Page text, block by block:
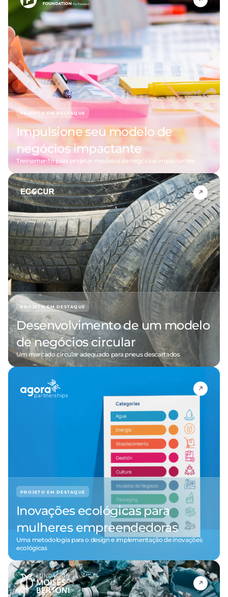
PROJETO EM DESTAQUE
Impulsione seu modelo de
negócios impactante
Treinamento para projetar modelos de negócios impactantes
PROJETO EM DESTAQUE
Desenvolvimento de um modelo
de negócios circular
Um mercado circular adequado para pneus descartados
PROJETO EM DESTAQUE
Inovações ecológicas para
mulheres empreendedoras
Uma metodologia para o design e implementação de inovações
ecológicas